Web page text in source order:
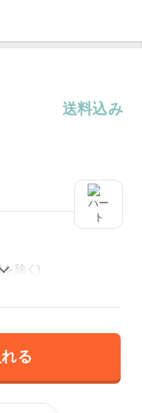
送料込み
を除く)
る